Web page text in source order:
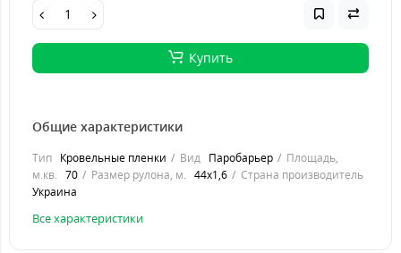
Купить
Общие характеристики
Тип Кровельные пленки Вид Паробарьер
Площадь,
м.кв. 70 Размер рулона, м. 44x1,6
Страна производитель
Украина
Все характеристики